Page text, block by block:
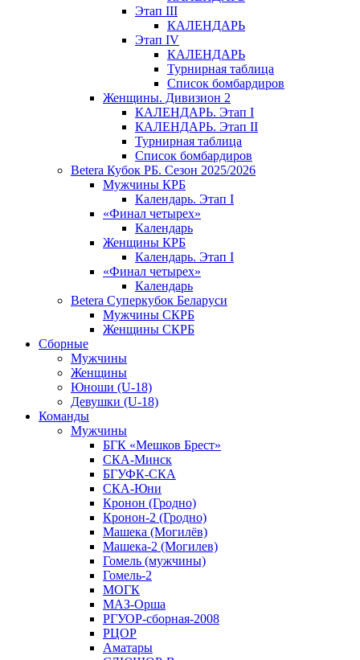
Этап III
КАЛЕНДАРЬ
Этап IV
КАЛЕНДАРЬ
Турнирная таблица
Список бомбардиров
Женщины. Дивизион 2
КАЛЕНДАРЬ. Этап I
КАЛЕНДАРЬ. Этап II
Турнирная таблица
Список бомбардиров
Betera Кубок РБ. Сезон 2025/2026
Мужчины КРБ
Календарь. Этап I
«Финал четырех»
Календарь
Женщины КРБ
Календарь. Этап I
«Финал четырех»
Календарь
Betera Суперкубок Беларуси
Мужчины СКРБ
Женщины СКРБ
Сборные
Мужчины
Женщины
Юноши (U-18)
Девушки (U-18)
Команды
Мужчины
БГК «Мешков Брест»
СКА-Минск
БГУФК-СКА
СКА-Юни
Кронон (Гродно)
Кронон-2 (Гродно)
Машека (Могилёв)
Машека-2 (Могилев)
Гомель (мужчины)
Гомель-2
МОГК
МАЗ-Орша
РГУОР-сборная-2008
РЦОР
Аматары